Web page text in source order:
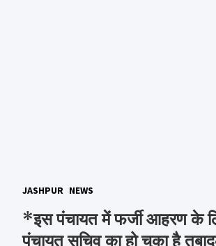
JASHPUR NEWS
*इस पंचायत में फर्जी आहरण के
पंचायत सचिव का हो चुका है